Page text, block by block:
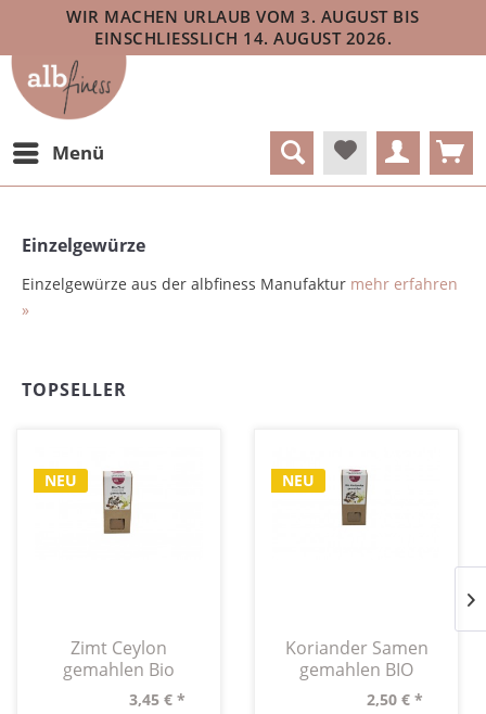
WIR MACHEN URLAUB VOM 3. AUGUST BIS
EINSCHLIESSLICH 14. AUGUST 2026.
Menü
Einzelgewürze
Einzelgewürze aus der albfiness Manufaktur mehr erfahren
»
TOPSELLER
NEU
Zimt Ceylon
gemahlen Bio
Karton 40g3,45 € *
NEU
Koriander Samen
gemahlen BIO
Karton 50g2,50 € *